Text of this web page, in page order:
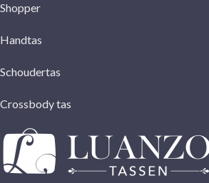
Shopper
Handtas
Schoudertas
Crossbody tas